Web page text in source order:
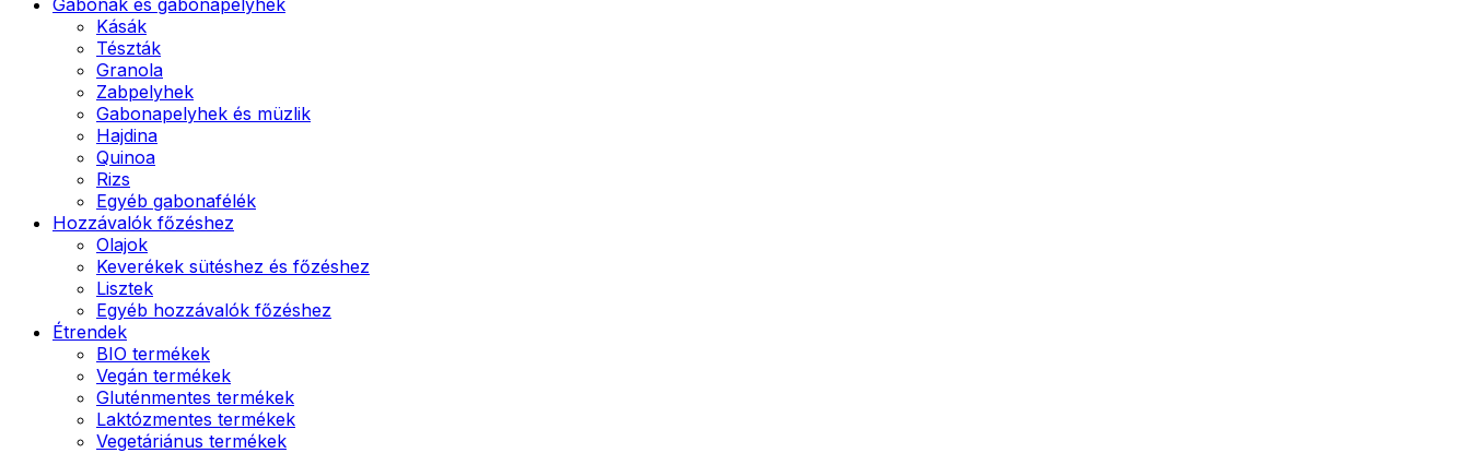
Kásák
Tészták
Granola
Zabpelyhek
Gabonapelyhek és müzlik
Hajdina
Quinoa
Rizs
Egyéb gabonafélék
Hozzávalók főzéshez
Olajok
Keverékek sütéshez és főzéshez
Lisztek
Egyéb hozzávalók főzéshez
Étrendek
BIO termékek
Vegán termékek
Gluténmentes termékek
Laktózmentes termékek
Vegetáriánus termékek